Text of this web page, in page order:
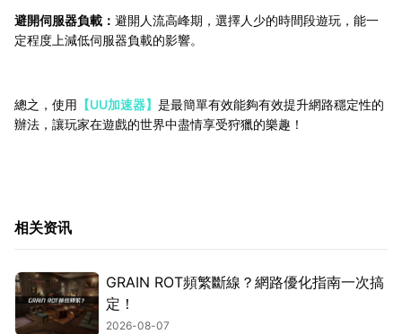
避開伺服器負載： 避開人流高峰期，選擇人少的時間段遊玩，能一
定程度上減低伺服器負載的影響。
總之，使用 【UU加速器】 是最簡單有效能夠有效提升網路穩定性的
辦法，讓玩家在遊戲的世界中盡情享受狩獵的樂趣！
相关资讯
GRAIN ROT頻繁斷線？網路優化指南一次搞
定！
2026-08-07